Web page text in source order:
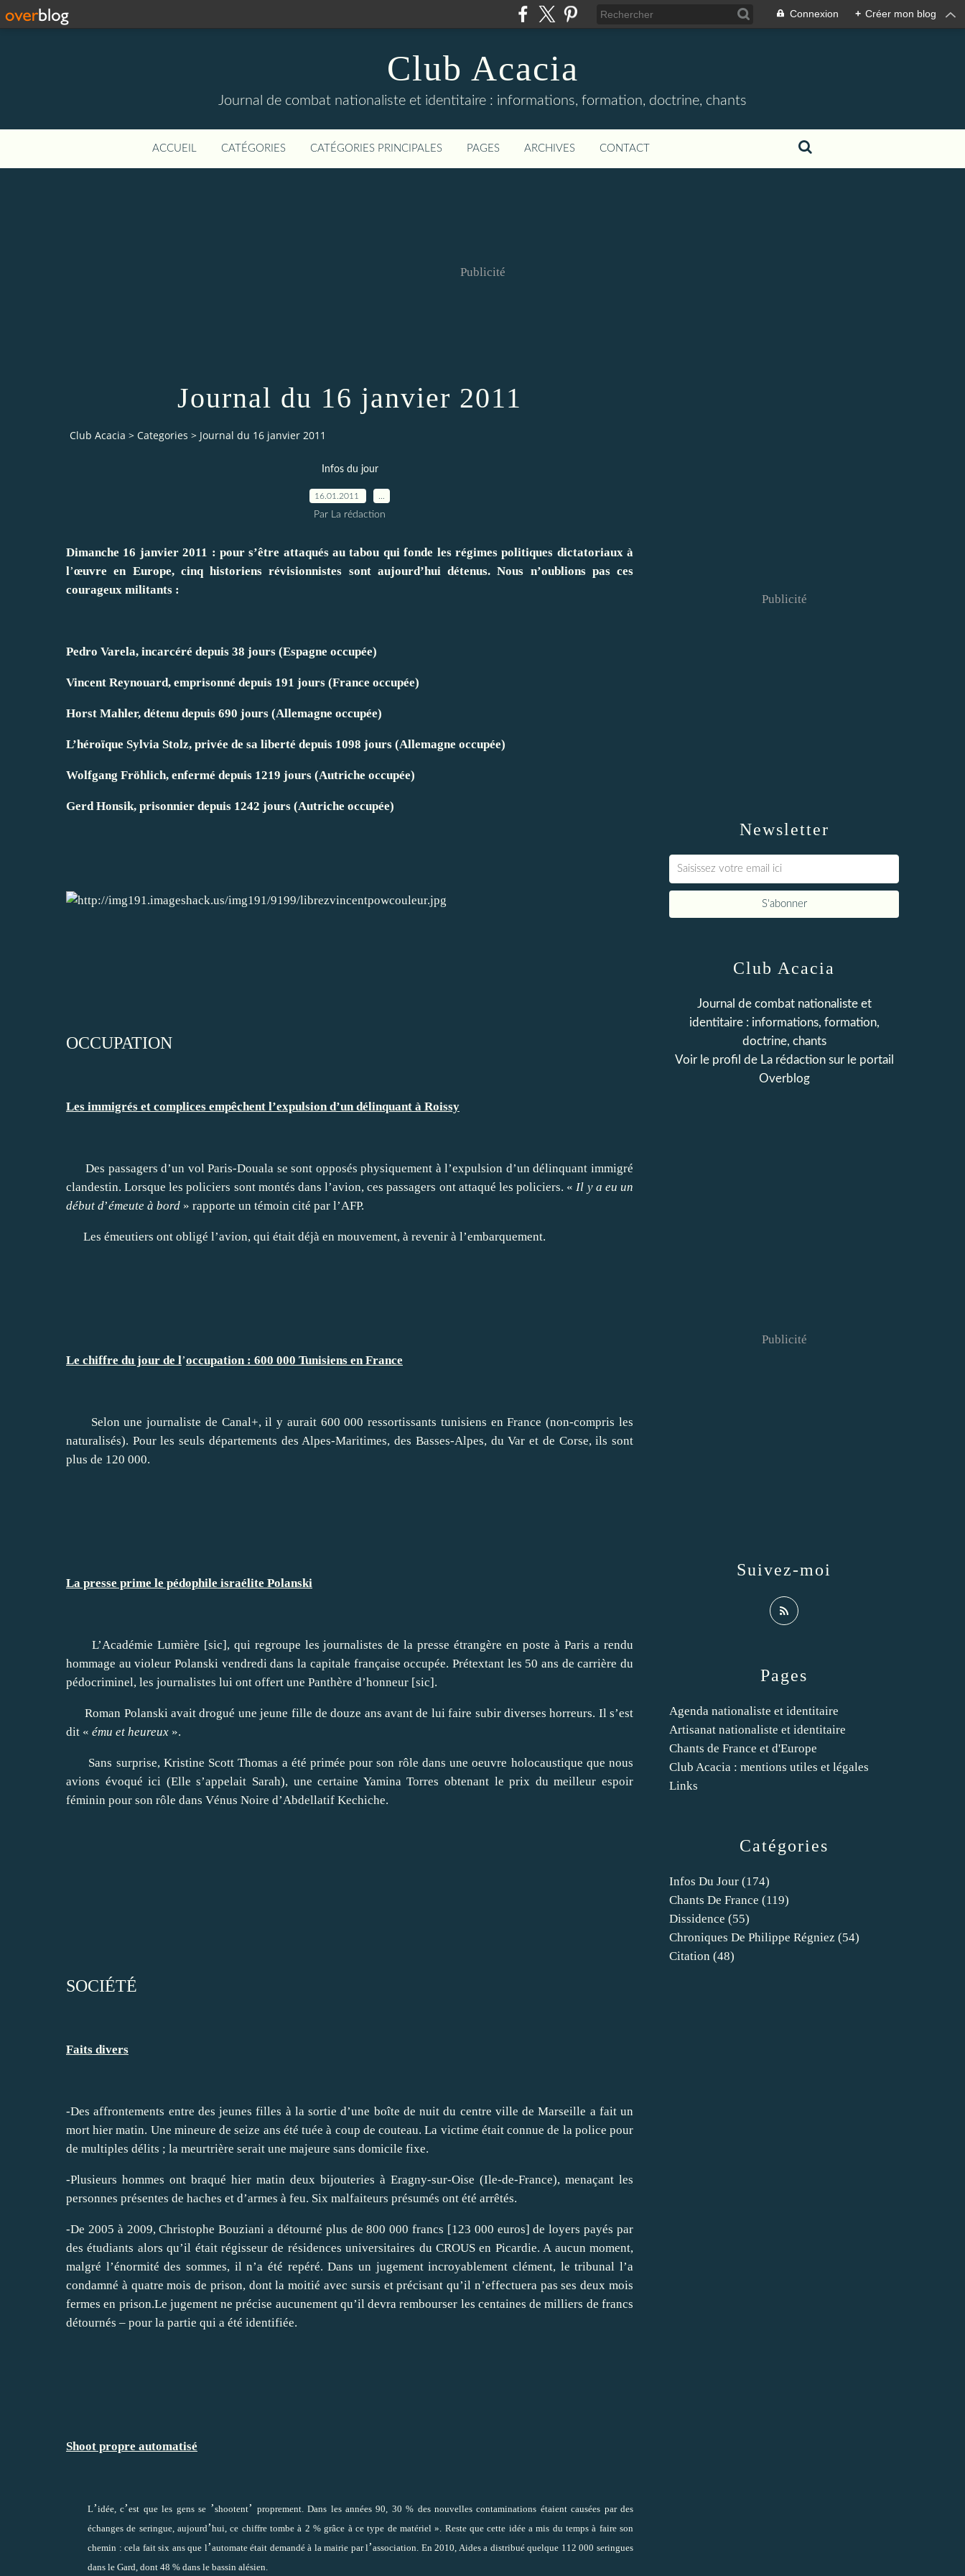
Connexion + Créer mon blog
Club Acacia
Journal de combat nationaliste et identitaire : informations, formation, doctrine, chants
ACCUEIL CATÉGORIES CATÉGORIES PRINCIPALES PAGES ARCHIVES CONTACT
Publicité
Journal du 16 janvier 2011
Club Acacia > Categories > Journal du 16 janvier 2011
Infos du jour
16.01.2011
Par La rédaction
Dimanche 16 janvier 2011 : pour s’être attaqués au tabou qui fonde les régimes politiques dictatoriaux à
l’œuvre en Europe, cinq historiens révisionnistes sont aujourd’hui détenus. Nous n’oublions pas ces
courageux militants :
Pedro Varela, incarcéré depuis 38 jours (Espagne occupée)
Vincent Reynouard, emprisonné depuis 191 jours (France occupée)
Horst Mahler, détenu depuis 690 jours (Allemagne occupée)
L’héroïque Sylvia Stolz, privée de sa liberté depuis 1098 jours (Allemagne occupée)
Wolfgang Fröhlich, enfermé depuis 1219 jours (Autriche occupée)
Gerd Honsik, prisonnier depuis 1242 jours (Autriche occupée)
OCCUPATION
Les immigrés et complices empêchent l’expulsion d’un délinquant à Roissy
Des passagers d’un vol Paris-Douala se sont opposés physiquement à l’expulsion d’un délinquant immigré
clandestin. Lorsque les policiers sont montés dans l’avion, ces passagers ont attaqué les policiers. «Il y a eu un
début d’émeute à bord » rapporte un témoin cité par l’AFP.
Les émeutiers ont obligé l’avion, qui était déjà en mouvement, à revenir à l’embarquement.
Le chiffre du jour de l’occupation : 600 000 Tunisiens en France
Selon une journaliste de Canal+, il y aurait 600 000 ressortissants tunisiens en France (non-compris les
naturalisés). Pour les seuls départements des Alpes-Maritimes, des Basses-Alpes, du Var et de Corse, ils sont
plus de 120 000.
La presse prime le pédophile israélite Polanski
L’Académie Lumière [sic], qui regroupe les journalistes de la presse étrangère en poste à Paris a rendu
hommage au violeur Polanski vendredi dans la capitale française occupée. Prétextant les 50 ans de carrière du
pédocriminel, les journalistes lui ont offert une Panthère d’honneur [sic].
Roman Polanski avait drogué une jeune fille de douze ans avant de lui faire subir diverses horreurs. Il s’est
dit « ému et heureux ».
Sans surprise, Kristine Scott Thomas a été primée pour son rôle dans une oeuvre holocaustique que nous
avions évoqué ici (Elle s’appelait Sarah), une certaine Yamina Torres obtenant le prix du meilleur espoir
féminin pour son rôle dans Vénus Noire d’Abdellatif Kechiche.
SOCIÉTÉ
Faits divers
-Des affrontements entre des jeunes filles à la sortie d’une boîte de nuit du centre ville de Marseille a fait un
mort hier matin. Une mineure de seize ans été tuée à coup de couteau. La victime était connue de la police pour
de multiples délits ; la meurtrière serait une majeure sans domicile fixe.
-Plusieurs hommes ont braqué hier matin deux bijouteries à Eragny-sur-Oise (Ile-de-France), menaçant les
personnes présentes de haches et d’armes à feu. Six malfaiteurs présumés ont été arrêtés.
-De 2005 à 2009, Christophe Bouziani a détourné plus de 800 000 francs [123 000 euros] de loyers payés par
des étudiants alors qu’il était régisseur de résidences universitaires du CROUS en Picardie. A aucun moment,
malgré l’énormité des sommes, il n’a été repéré. Dans un jugement incroyablement clément, le tribunal l’a
condamné à quatre mois de prison, dont la moitié avec sursis et précisant qu’il n’effectuera pas ses deux mois
fermes en prison.Le jugement ne précise aucunement qu’il devra rembourser les centaines de milliers de francs
détournés – pour la partie qui a été identifiée.
Shoot propre automatisé
L’idée, c’est que les gens se ’shootent’ proprement. Dans les années 90, 30 % des nouvelles contaminations étaient causées par des
échanges de seringue, aujourd’hui, ce chiffre tombe à 2 % grâce à ce type de matériel ». Reste que cette idée a mis du temps à faire son
chemin : cela fait six ans que l’automate était demandé à la mairie par l’association. En 2010, Aides a distribué quelque 112 000 seringues
dans le Gard, dont 48 % dans le bassin alésien.
Newsletter
Publicité
Catégories
Infos Du Jour (174)
Chants De France (119)
Dissidence (55)
Chroniques De Philippe Régniez (54)
Citation (48)
Pages
Agenda nationaliste et identitaire
Artisanat nationaliste et identitaire
Chants de France et d'Europe
Club Acacia : mentions utiles et légales
Links
Club Acacia
Journal de combat nationaliste et
identitaire : informations, formation,
doctrine, chants
Voir le profil de La rédactionsur le portail
Overblog
Suivez-moi
Publicité